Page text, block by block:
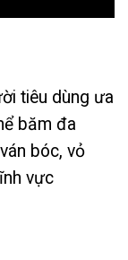
tiêu dùng ưa
băm đa
bóc, vỏ
vực